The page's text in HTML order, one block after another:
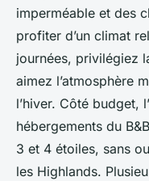
imperméable et des
profiter d’un climat
journées, privilégiez
aimez l’atmosphère
l’hiver. Côté budget,
hébergements du
3 et 4 étoiles, sans
les Highlands.